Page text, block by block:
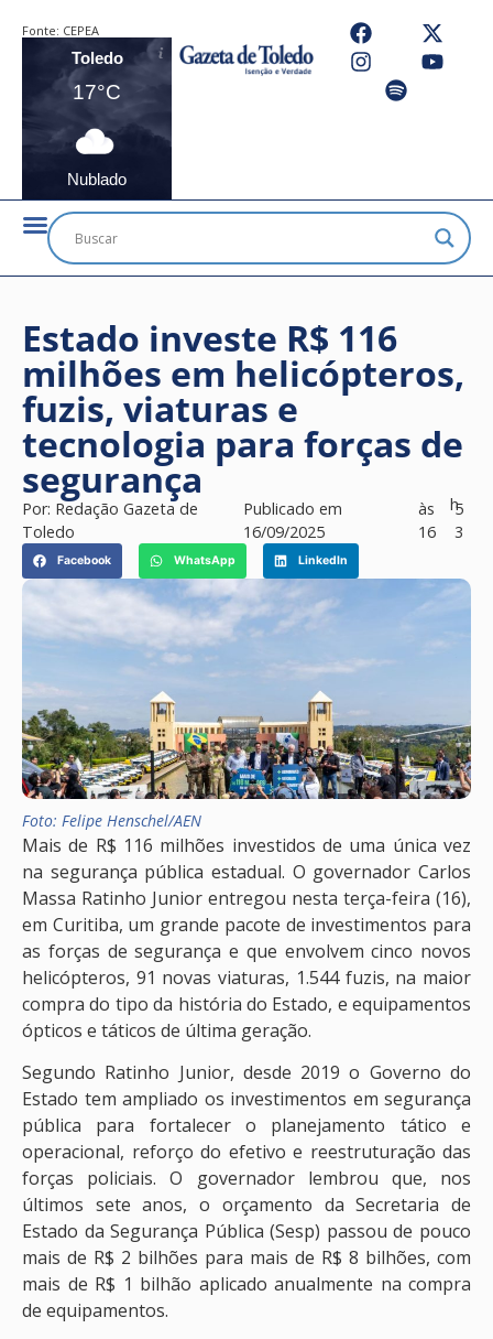
Fonte: CEPEA
Toledo
17°C
Nublado
Estado investe R$ 116
milhões em helicópteros,
fuzis, viaturas e
tecnologia para forças de
segurança
Por: Redação Gazeta de
Toledo
Publicado em
16/09/2025
às
16
h5
3
Facebook WhatsApp LinkedIn
Foto: Felipe Henschel/AEN
Mais de R$ 116 milhões investidos de uma única vez
na segurança pública estadual. O governador Carlos
Massa Ratinho Junior entregou nesta terça-feira (16),
em Curitiba, um grande pacote de investimentos para
as forças de segurança e que envolvem cinco novos
helicópteros, 91 novas viaturas, 1.544 fuzis, na maior
compra do tipo da história do Estado, e equipamentos
ópticos e táticos de última geração.
Segundo Ratinho Junior, desde 2019 o Governo do
Estado tem ampliado os investimentos em segurança
pública para fortalecer o planejamento tático e
operacional, reforço do efetivo e reestruturação das
forças policiais. O governador lembrou que, nos
últimos sete anos, o orçamento da Secretaria de
Estado da Segurança Pública (Sesp) passou de pouco
mais de R$ 2 bilhões para mais de R$ 8 bilhões, com
mais de R$ 1 bilhão aplicado anualmente na compra
de equipamentos.